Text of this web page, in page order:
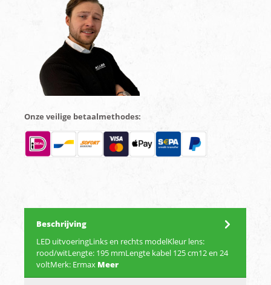
Onze veilige betaalmethodes:
Beschrijving
LED uitvoeringLinks en rechts modelKleur lens:
rood/witLengte: 195 mmLengte kabel 125 cm12 en 24
voltMerk: Ermax Meer